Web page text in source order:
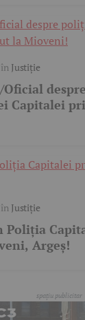
Justiție
Oficial
Capitalei
Justiție
Poliția
Argeş!